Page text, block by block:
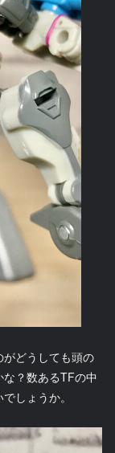
どうしても頭の
？数あるTFの中
しょうか。